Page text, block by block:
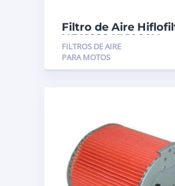
Filtro de Aire
HFA1922 XL1000V
Varadero (SD02)
FILTROS DE AIRE
PARA MOTOS